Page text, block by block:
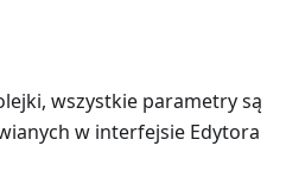
wszystkie parametry są
w interfejsie Edytora